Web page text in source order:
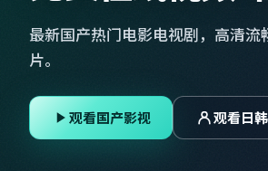
最新国产热门电影电视剧，高清
片。
观看国产影视 观看日